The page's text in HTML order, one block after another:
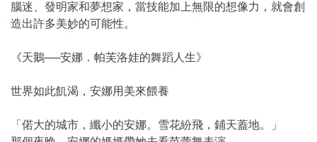
腦迷、發明家和夢想家，當技能加上無限的想像力，就會創
造出許多美妙的可能性。
《天鵝──安娜．帕芙洛娃的舞蹈人生》
世界如此飢渴，安娜用美來餵養
「偌大的城市，纖小的安娜。雪花紛飛，鋪天蓋地。」